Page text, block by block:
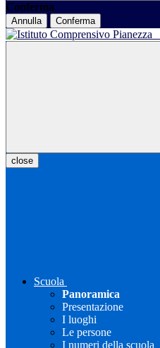
Conferma
Annulla Conferma
close
Scuola
Panoramica
Presentazione
I luoghi
Le persone
I numeri della scuola